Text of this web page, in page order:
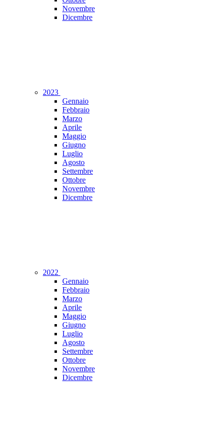
Novembre
Dicembre
2023
Gennaio
Febbraio
Marzo
Aprile
Maggio
Giugno
Luglio
Agosto
Settembre
Ottobre
Novembre
Dicembre
2022
Gennaio
Febbraio
Marzo
Aprile
Maggio
Giugno
Luglio
Agosto
Settembre
Ottobre
Novembre
Dicembre